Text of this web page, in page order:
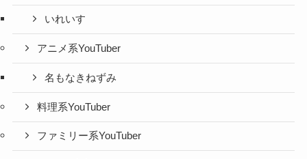
いれいす
アニメ系YouTuber
名もなきねずみ
料理系YouTuber
ファミリー系YouTuber